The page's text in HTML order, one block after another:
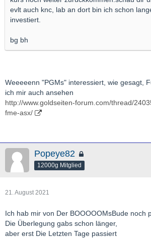
evlt auch knc, lab an dort bin ich schon
investiert.
bg bh
Weeeeenn "PGMs" interessiert, wie gesagt,
ich mir auch ansehen
http://www.goldseiten-forum.com/thread/
fme-asx/
Popeye82
12000g Mitglied
21. August 2021
Ich hab mir von Der BOOOOOMsBude noch
Die Überlegung gabs schon länger,
aber erst Die Letzten Tage passiert